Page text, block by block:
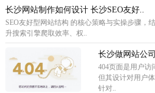
长沙网站制作如何设计 长沙SEO友好..
SEO友好型网站结构 的核心策略与实操步骤，
升搜索引擎爬取效率、权..
长沙做网站公
404页面是用户访
但其设计对用户
针对..